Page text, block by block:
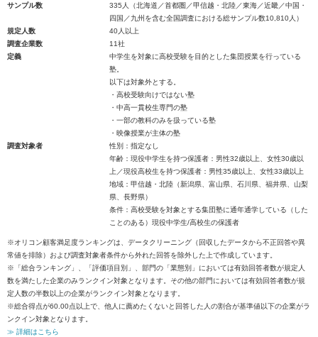
サンプル数
335人（北海道／首都圏／甲信越・北陸／東海／近畿／中国・
四国／九州を含む全国調査における総サンプル数10,810人）
規定人数
40人以上
調査企業数
11社
定義
中学生を対象に高校受験を目的とした集団授業を行っている
塾。
以下は対象外とする。
・高校受験向けではない塾
・中高一貫校生専門の塾
・一部の教科のみを扱っている塾
・映像授業が主体の塾
調査対象者
性別：指定なし
年齢：現役中学生を持つ保護者：男性32歳以上、女性30歳以
上／現役高校生を持つ保護者：男性35歳以上、女性33歳以上
地域：甲信越・北陸（新潟県、富山県、石川県、福井県、山梨
県、長野県）
条件：高校受験を対象とする集団塾に通年通学している（した
ことのある）現役中学生/高校生の保護者
※オリコン顧客満足度ランキングは、データクリーニング（回収したデータから不正回答や異
常値を排除）および調査対象者条件から外れた回答を除外した上で作成しています。
※「総合ランキング」、「評価項目別」、部門の「業態別」においては有効回答者数が規定人
数を満たした企業のみランクイン対象となります。その他の部門においては有効回答者数が規
定人数の半数以上の企業がランクイン対象となります。
※総合得点が60.00点以上で、他人に薦めたくないと回答した人の割合が基準値以下の企業がラ
ンクイン対象となります。
≫ 詳細はこちら